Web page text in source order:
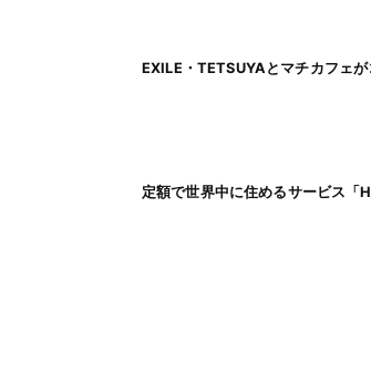
EXILE・TETSUYAとマチカフェ
定額で世界中に住めるサービス「